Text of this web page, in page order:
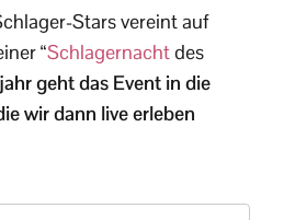
Stars vereint auf
“Schlagernachtdes
geht das Event in die
wir dann live erleben